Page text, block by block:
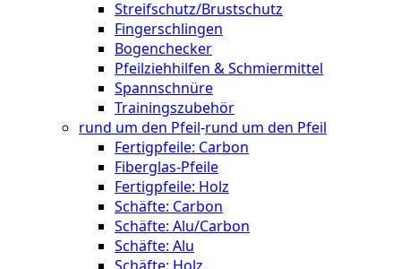
Streifschutz/Brustschutz
Fingerschlingen
Bogenchecker
Pfeilziehhilfen & Schmiermittel
Spannschnüre
Trainingszubehör
rund um den Pfeil-rund um den Pfeil
Fertigpfeile: Carbon
Fiberglas-Pfeile
Fertigpfeile: Holz
Schäfte: Carbon
Schäfte: Alu/Carbon
Schäfte: Alu